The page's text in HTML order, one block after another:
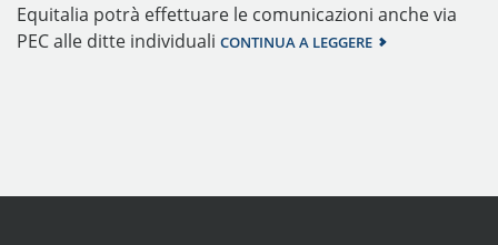
Equitalia potrà effettuare le comunicazioni anche via
PEC alle ditte individuali CONTINUA A LEGGERE